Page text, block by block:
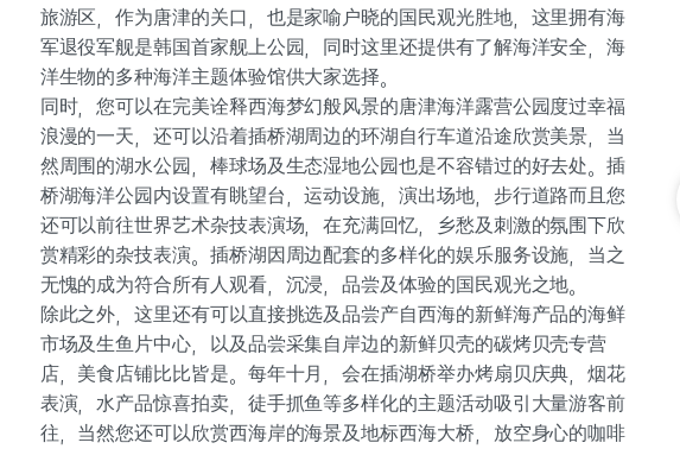
旅游区，作为唐津的关口，也是家喻户晓的国民观光胜地，这里拥有海
军退役军舰是韩国首家舰上公园，同时这里还提供有了解海洋安全，海
洋生物的多种海洋主题体验馆供大家选择。
同时，您可以在完美诠释西海梦幻般风景的唐津海洋露营公园度过幸福
浪漫的一天，还可以沿着插桥湖周边的环湖自行车道沿途欣赏美景，当
然周围的湖水公园，棒球场及生态湿地公园也是不容错过的好去处。插
桥湖海洋公园内设置有眺望台，运动设施，演出场地，步行道路而且您
还可以前往世界艺术杂技表演场，在充满回忆，乡愁及刺激的氛围下欣
赏精彩的杂技表演。插桥湖因周边配套的多样化的娱乐服务设施，当之
无愧的成为符合所有人观看，沉浸，品尝及体验的国民观光之地。
除此之外，这里还有可以直接挑选及品尝产自西海的新鲜海产品的海鲜
市场及生鱼片中心，以及品尝采集自岸边的新鲜贝壳的碳烤贝壳专营
店，美食店铺比比皆是。每年十月，会在插湖桥举办烤扇贝庆典，烟花
表演，水产品惊喜拍卖，徒手抓鱼等多样化的主题活动吸引大量游客前
往，当然您还可以欣赏西海岸的海景及地标西海大桥，放空身心的咖啡